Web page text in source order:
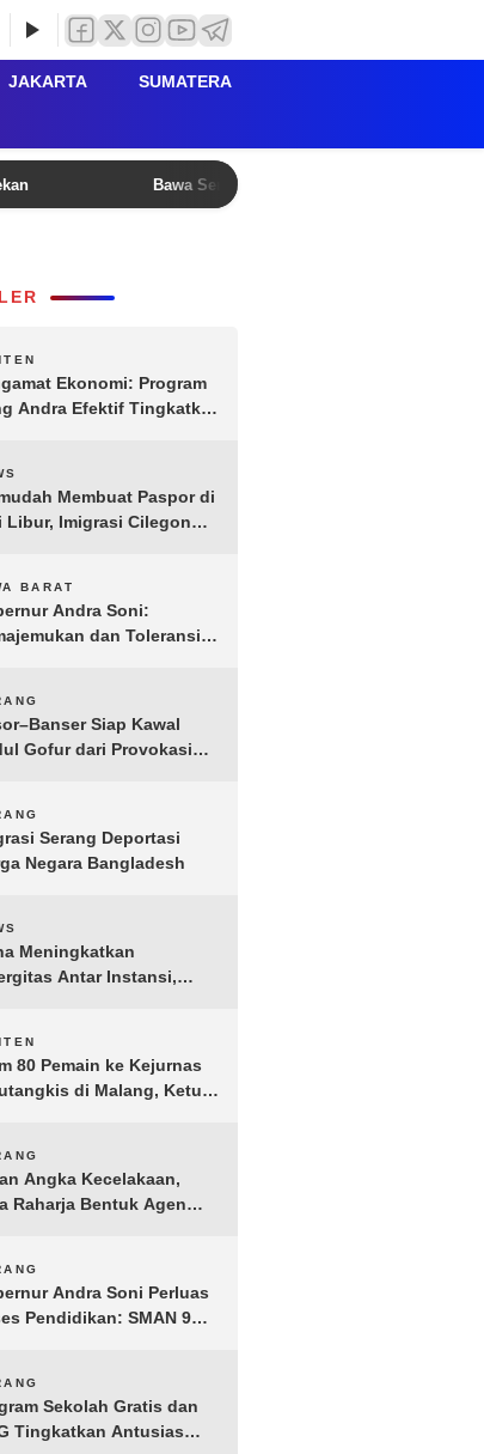
JAKARTA SUMATERA
Bawa Semangat ‘Matahari Pagi’,
Ekonomi: Program
Andra Efektif Tingkatkan
Membuat Paspor di
Libur, Imigrasi Cilegon
BARAT
Andra Soni:
dan Toleransi
Siap Kawal
Gofur dari Provokasi
Serang Deportasi
Negara Bangladesh
Meningkatkan
Antar Instansi,
Khusus Kepri
80 Pemain ke Kejurnas
di Malang, Ketua
Terbaik
Angka Kecelakaan,
Raharja Bentuk Agen
Andra Soni Perluas
Pendidikan: SMAN 9
Sekolah Gratis dan
Tingkatkan Antusias